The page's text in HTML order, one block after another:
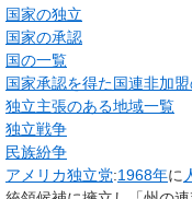
国家の独立
国家の承認
国の一覧
国家承認を得た国連非加
独立主張のある地域一覧
独立戦争
民族紛争
アメリカ独立党:1968年に